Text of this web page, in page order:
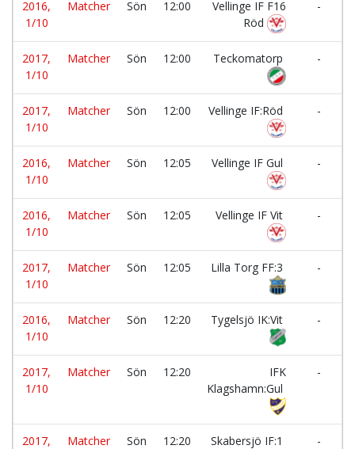
2016,
1/10
Matcher Sön 12:00
Vellinge IF F16
Röd
-
2017,
1/10
Matcher Sön 12:00 Teckomatorp
-
2017,
1/10
Matcher Sön 12:00 Vellinge IF:Röd
-
2016,
1/10
Matcher Sön 12:05 Vellinge IF Gul
-
2016,
1/10
Matcher Sön 12:05 Vellinge IF Vit
-
2017,
1/10
Matcher Sön 12:05 Lilla Torg FF:3
-
2016,
1/10
Matcher Sön 12:20 Tygelsjö IK:Vit
-
2017,
1/10
Matcher Sön 12:20
IFK
Klagshamn:Gul
-
2017,
Matcher Sön 12:20 Skabersjö IF:1
-